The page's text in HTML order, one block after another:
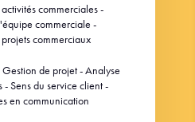
commerciales -
commerciale -
commerciaux
Gestion de projet - Analyse
- Sens du service client -
en communication